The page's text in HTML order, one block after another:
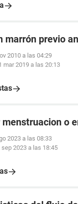
marrón previo
2010 a las 04:29
mar 2019 a las 20:13
menstruacion o
2023 a las 08:33
sep 2023 a las 18:45